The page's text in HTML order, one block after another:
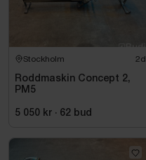
Stockholm 2d
Roddmaskin Concept 2,
PM5
5 050 kr · 62 bud